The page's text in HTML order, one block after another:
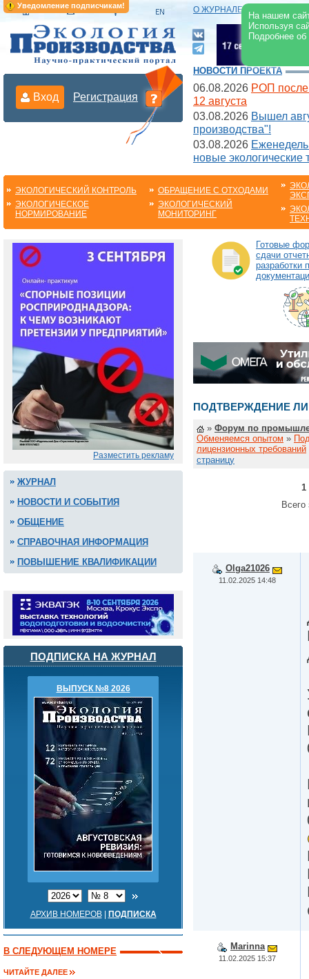
Уведомление подписчикам!
На нашем
Используя
Подробнее
О ЖУРНАЛЕ |
Вход Регистрация
НОВОСТИ ПРОЕКТА
06.08.2026 РОП после
12 августа
03.08.2026 Вышел
производства"!
03.08.2026
новые экологические
ЭКОЛОГИЧЕСКИЙ КОНТРОЛЬ
ЭКОЛОГИЧЕСКОЕ
НОРМИРОВАНИЕ
ОБРАЩЕНИЕ С ОТХОДАМИ
ЭКОЛОГИЧЕСКИЙ
МОНИТОРИНГ
Разместить рекламу
ЖУРНАЛ
НОВОСТИ И СОБЫТИЯ
ОБЩЕНИЕ
СПРАВОЧНАЯ ИНФОРМАЦИЯ
ПОВЫШЕНИЕ КВАЛИФИКАЦИИ
ПОДПИСКА НА ЖУРНАЛ
ВЫПУСК №8 2026
АРХИВ НОМЕРОВ| ПОДПИСКА
В СЛЕДУЮЩЕМ НОМЕРЕ
ЧИТАЙТЕ ДАЛЕЕ
Готовые
сдачи
разработки
ПОДТВЕРЖДЕНИЕ
» Форум по
Обменяемся опытом »
лицензионных требований
страницу
1
Всего
Olga21026
11.02.2025 14:48
Marinna
11.02.2025 15:37